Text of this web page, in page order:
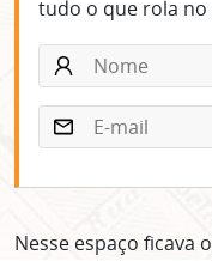
tudo o que rola
Nesse espaço ficava